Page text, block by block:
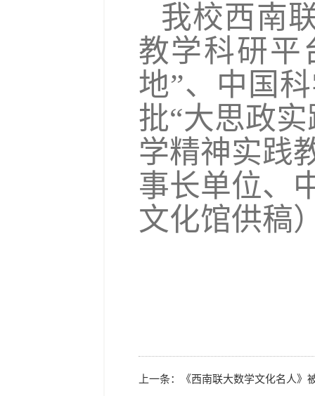
我校西南
教学科研平
地”、中国
批“大思政
学精神实践
事长单位、
文化馆供稿
上一条：
《西南联大数学文化名人》